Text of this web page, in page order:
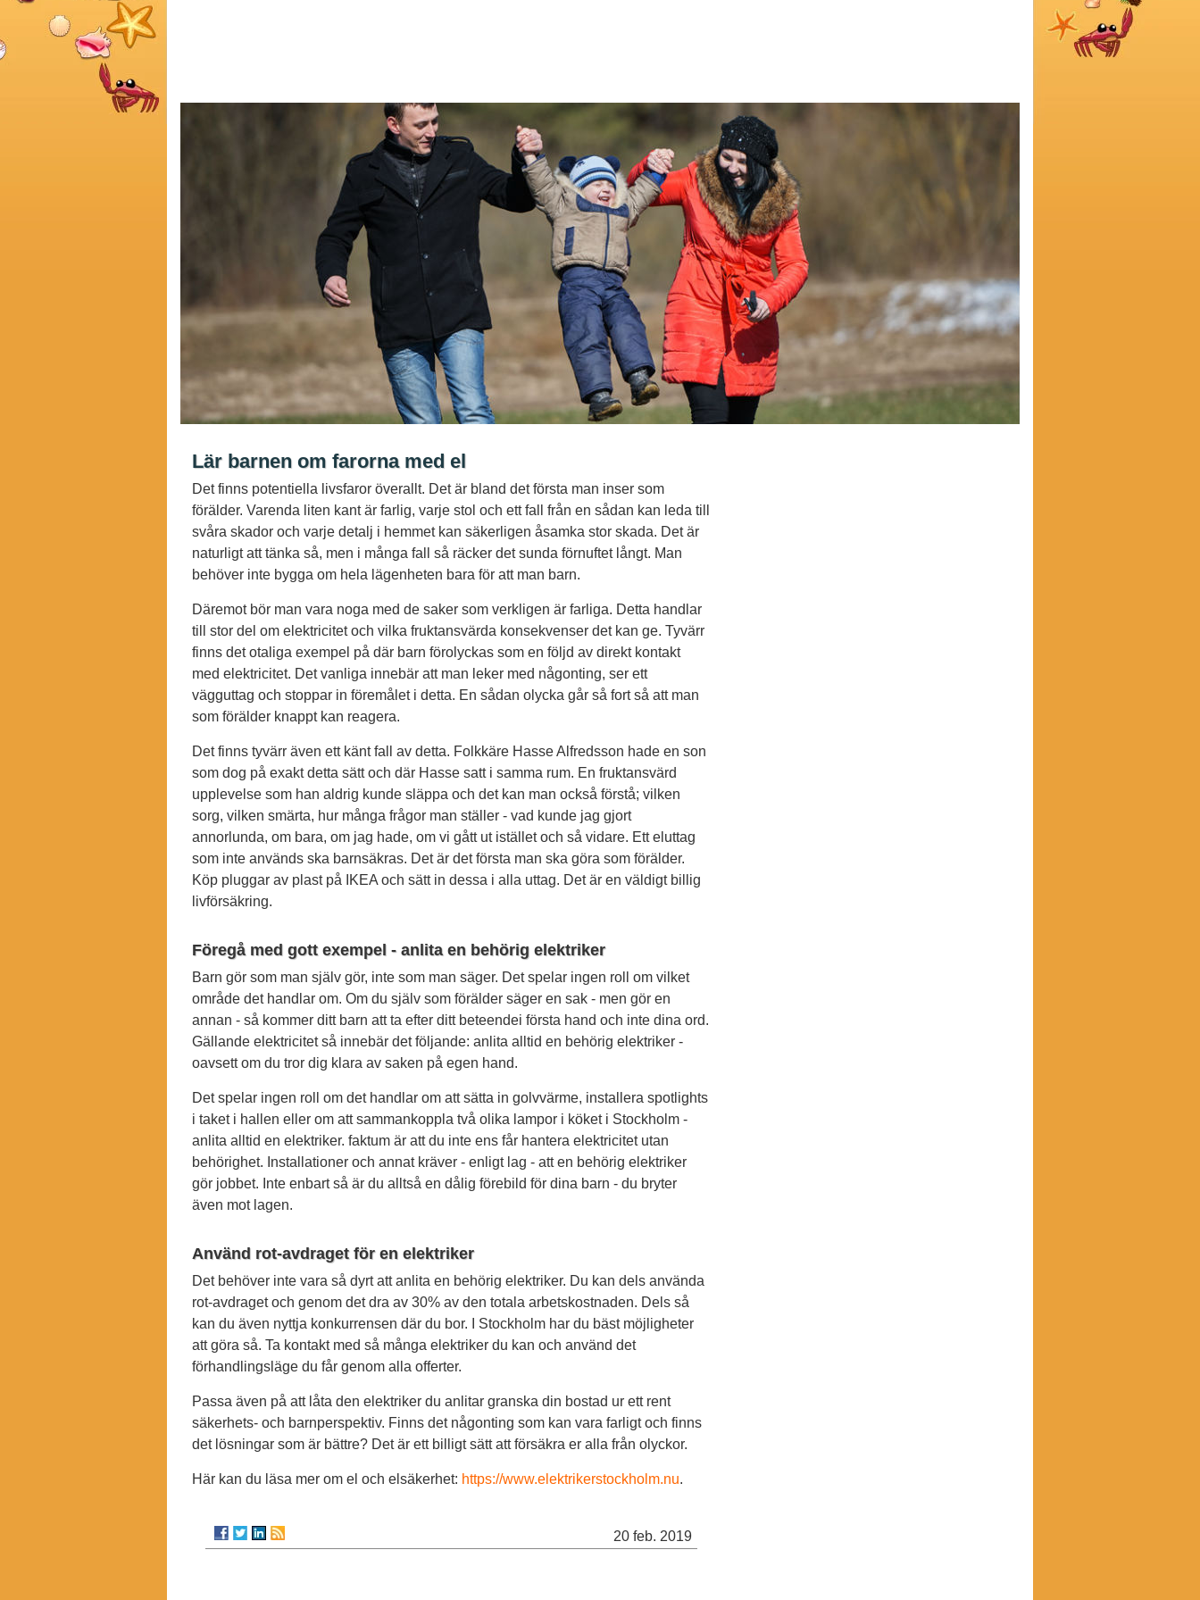
Lär barnen om farorna med el
Det finns potentiella livsfaror överallt. Det är bland det första man inser som
förälder. Varenda liten kant är farlig, varje stol och ett fall från en sådan kan leda till
svåra skador och varje detalj i hemmet kan säkerligen åsamka stor skada. Det är
naturligt att tänka så, men i många fall så räcker det sunda förnuftet långt. Man
behöver inte bygga om hela lägenheten bara för att man barn.
Däremot bör man vara noga med de saker som verkligen är farliga. Detta handlar
till stor del om elektricitet och vilka fruktansvärda konsekvenser det kan ge. Tyvärr
finns det otaliga exempel på där barn förolyckas som en följd av direkt kontakt
med elektricitet. Det vanliga innebär att man leker med någonting, ser ett
vägguttag och stoppar in föremålet i detta. En sådan olycka går så fort så att man
som förälder knappt kan reagera.
Det finns tyvärr även ett känt fall av detta. Folkkäre Hasse Alfredsson hade en son
som dog på exakt detta sätt och där Hasse satt i samma rum. En fruktansvärd
upplevelse som han aldrig kunde släppa och det kan man också förstå; vilken
sorg, vilken smärta, hur många frågor man ställer - vad kunde jag gjort
annorlunda, om bara, om jag hade, om vi gått ut istället och så vidare. Ett eluttag
som inte används ska barnsäkras. Det är det första man ska göra som förälder.
Köp pluggar av plast på IKEA och sätt in dessa i alla uttag. Det är en väldigt billig
livförsäkring.
Föregå med gott exempel - anlita en behörig elektriker
Barn gör som man själv gör, inte som man säger. Det spelar ingen roll om vilket
område det handlar om. Om du själv som förälder säger en sak - men gör en
annan - så kommer ditt barn att ta efter ditt beteendei första hand och inte dina ord.
Gällande elektricitet så innebär det följande: anlita alltid en behörig elektriker -
oavsett om du tror dig klara av saken på egen hand.
Det spelar ingen roll om det handlar om att sätta in golvvärme, installera spotlights
i taket i hallen eller om att sammankoppla två olika lampor i köket i Stockholm -
anlita alltid en elektriker. faktum är att du inte ens får hantera elektricitet utan
behörighet. Installationer och annat kräver - enligt lag - att en behörig elektriker
gör jobbet. Inte enbart så är du alltså en dålig förebild för dina barn - du bryter
även mot lagen.
Använd rot-avdraget för en elektriker
Det behöver inte vara så dyrt att anlita en behörig elektriker. Du kan dels använda
rot-avdraget och genom det dra av 30% av den totala arbetskostnaden. Dels så
kan du även nyttja konkurrensen där du bor. I Stockholm har du bäst möjligheter
att göra så. Ta kontakt med så många elektriker du kan och använd det
förhandlingsläge du får genom alla offerter.
Passa även på att låta den elektriker du anlitar granska din bostad ur ett rent
säkerhets- och barnperspektiv. Finns det någonting som kan vara farligt och finns
det lösningar som är bättre? Det är ett billigt sätt att försäkra er alla från olyckor.
Här kan du läsa mer om el och elsäkerhet: https://www.elektrikerstockholm.nu.
20 feb. 2019